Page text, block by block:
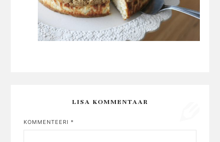
LISA KOMMENTAAR
KOMMENTEERI*